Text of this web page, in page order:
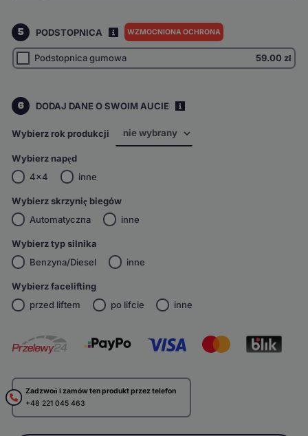
5 PODSTOPNICA WZMOCNIONA OCHRONA
Podstopnica gumowa 59.00 zł
6 DODAJ DANE O SWOIM AUCIE
Wybierz rok produkcji
Wybierz napęd
4x4
inne
Wybierz skrzynię biegów
Automatyczna
inne
Wybierz typ silnika
Benzyna/Diesel
inne
Wybierz facelifting
przed liftem
po lifcie inne
Zadzwoń i zamów ten produkt przez telefon
+48 221 045 463